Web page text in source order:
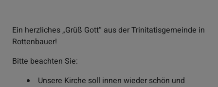
Ein herzliches „Grüß Gott“ aus der Trinitatisgemeinde in
Rottenbauer!
Bitte beachten Sie:
Unsere Kirche soll innen wieder schön und